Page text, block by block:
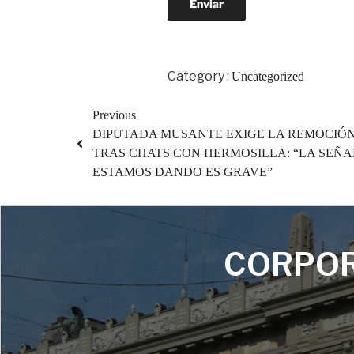
Category : Uncategorized
Previous
DIPUTADA MUSANTE EXIGE LA
TRAS CHATS CON HERMOSILLA: “LA
ESTAMOS DANDO ES GRAVE”